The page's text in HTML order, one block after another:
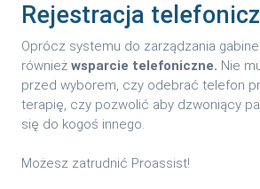
Rejestracja
Oprócz systemu do zarządzania
również wsparcie telefoniczne. Nie
przed wyborem, czy odebrać telefon
terapię, czy pozwolić aby dzwoniący
się do kogoś innego.
Możesz zatrudnić Proassist!